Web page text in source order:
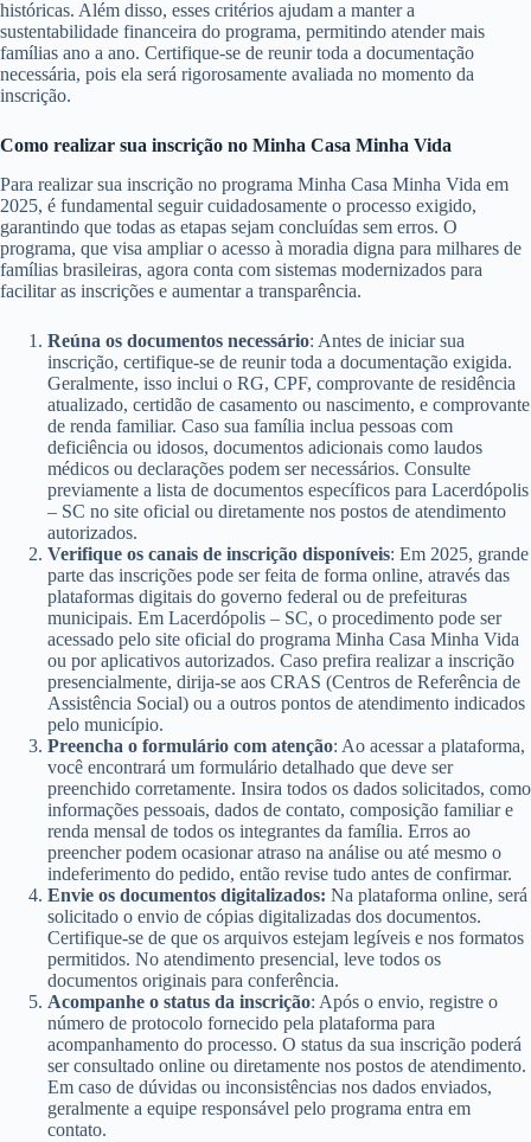
históricas. Além disso, esses critérios ajudam a manter a
sustentabilidade financeira do programa, permitindo atender mais
famílias ano a ano. Certifique-se de reunir toda a documentação
necessária, pois ela será rigorosamente avaliada no momento da
inscrição.
Como realizar sua inscrição no Minha Casa Minha Vida
Para realizar sua inscrição no programa Minha Casa Minha Vida em
2025, é fundamental seguir cuidadosamente o processo exigido,
garantindo que todas as etapas sejam concluídas sem erros. O
programa, que visa ampliar o acesso à moradia digna para milhares de
famílias brasileiras, agora conta com sistemas modernizados para
facilitar as inscrições e aumentar a transparência.
Reúna os documentos necessário: Antes de iniciar sua
inscrição, certifique-se de reunir toda a documentação exigida.
Geralmente, isso inclui o RG, CPF, comprovante de residência
atualizado, certidão de casamento ou nascimento, e comprovante
de renda familiar. Caso sua família inclua pessoas com
deficiência ou idosos, documentos adicionais como laudos
médicos ou declarações podem ser necessários. Consulte
previamente a lista de documentos específicos para Lacerdópolis
– SC no site oficial ou diretamente nos postos de atendimento
autorizados.
Verifique os canais de inscrição disponíveis: Em 2025, grande
parte das inscrições pode ser feita de forma online, através das
plataformas digitais do governo federal ou de prefeituras
municipais. Em Lacerdópolis – SC, o procedimento pode ser
acessado pelo site oficial do programa Minha Casa Minha Vida
ou por aplicativos autorizados. Caso prefira realizar a inscrição
presencialmente, dirija-se aos CRAS (Centros de Referência de
Assistência Social) ou a outros pontos de atendimento indicados
pelo município.
Preencha o formulário com atenção: Ao acessar a plataforma,
você encontrará um formulário detalhado que deve ser
preenchido corretamente. Insira todos os dados solicitados, como
informações pessoais, dados de contato, composição familiar e
renda mensal de todos os integrantes da família. Erros ao
preencher podem ocasionar atraso na análise ou até mesmo o
indeferimento do pedido, então revise tudo antes de confirmar.
Envie os documentos digitalizados: Na plataforma online, será
solicitado o envio de cópias digitalizadas dos documentos.
Certifique-se de que os arquivos estejam legíveis e nos formatos
permitidos. No atendimento presencial, leve todos os
documentos originais para conferência.
Acompanhe o status da inscrição: Após o envio, registre o
número de protocolo fornecido pela plataforma para
acompanhamento do processo. O status da sua inscrição poderá
ser consultado online ou diretamente nos postos de atendimento.
Em caso de dúvidas ou inconsistências nos dados enviados,
geralmente a equipe responsável pelo programa entra em
contato.